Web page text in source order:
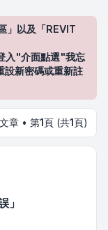
」以及「REVIT
入"介面點選"我忘
設新密碼或重新註
章 • 第1頁 (共1頁)
」